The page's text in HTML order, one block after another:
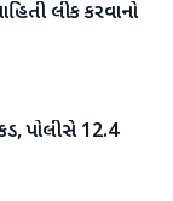
લીક કરવાનો
પોલીસે 12.4